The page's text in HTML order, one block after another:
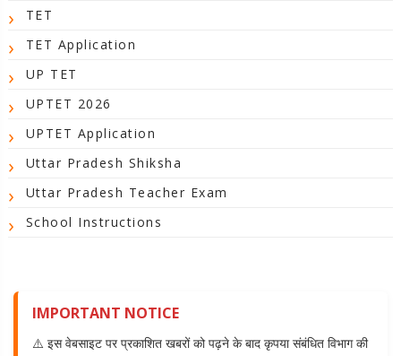
TET
TET Application
UP TET
UPTET 2026
UPTET Application
Uttar Pradesh Shiksha
Uttar Pradesh Teacher Exam
School Instructions
IMPORTANT NOTICE
⚠️ इस वेबसाइट पर प्रकाशित खबरों को पढ़ने के बाद कृपया संबंधित विभाग की